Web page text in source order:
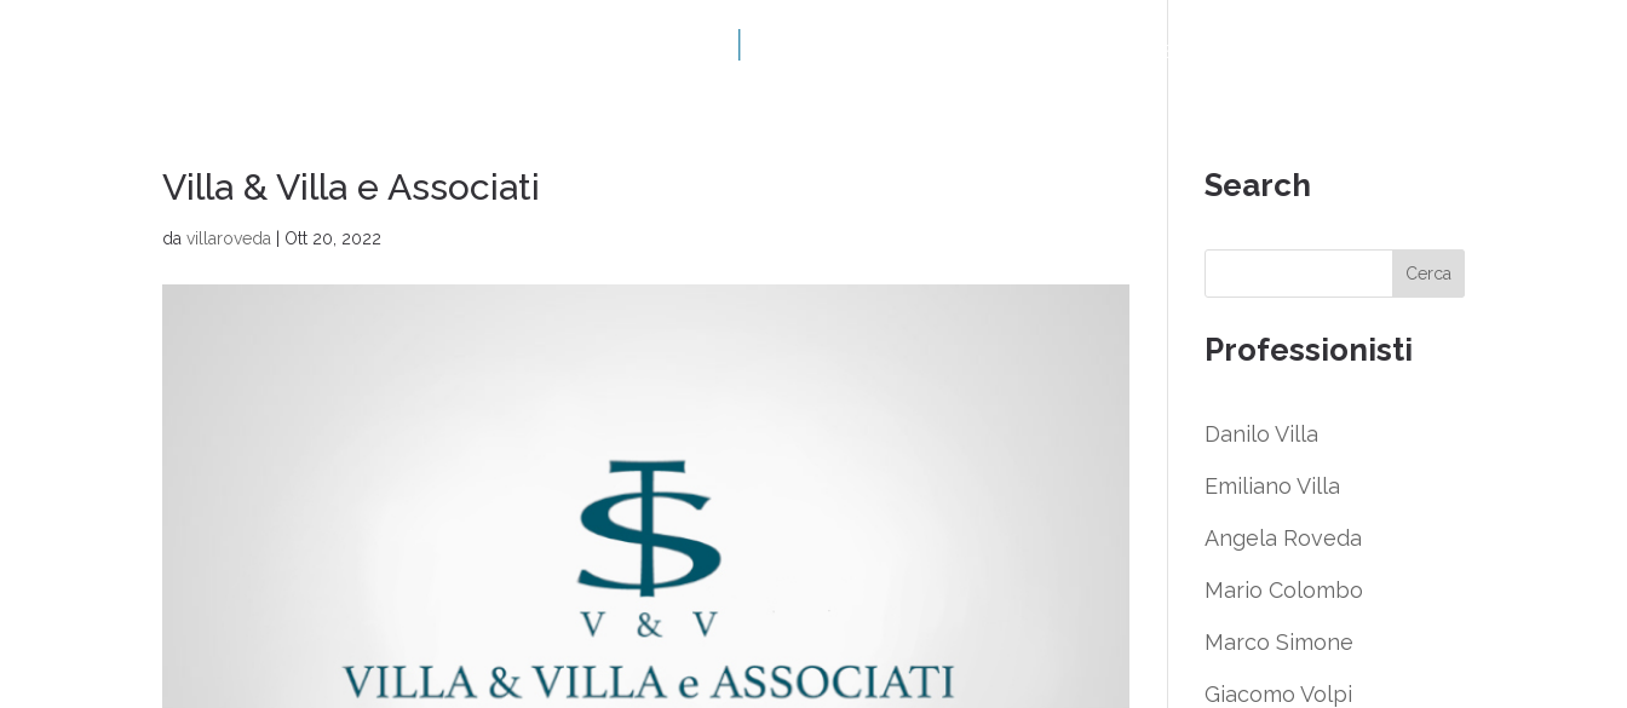
SEGRETERIA.MILANO1@VRASTUDIO.IT
Villa & Villa e Associati
davillaroveda Ott 20, 2022
Search
Cerca
Professionisti
Danilo Villa
Emiliano Villa
Angela Roveda
Mario Colombo
Marco Simone
Giacomo Volpi